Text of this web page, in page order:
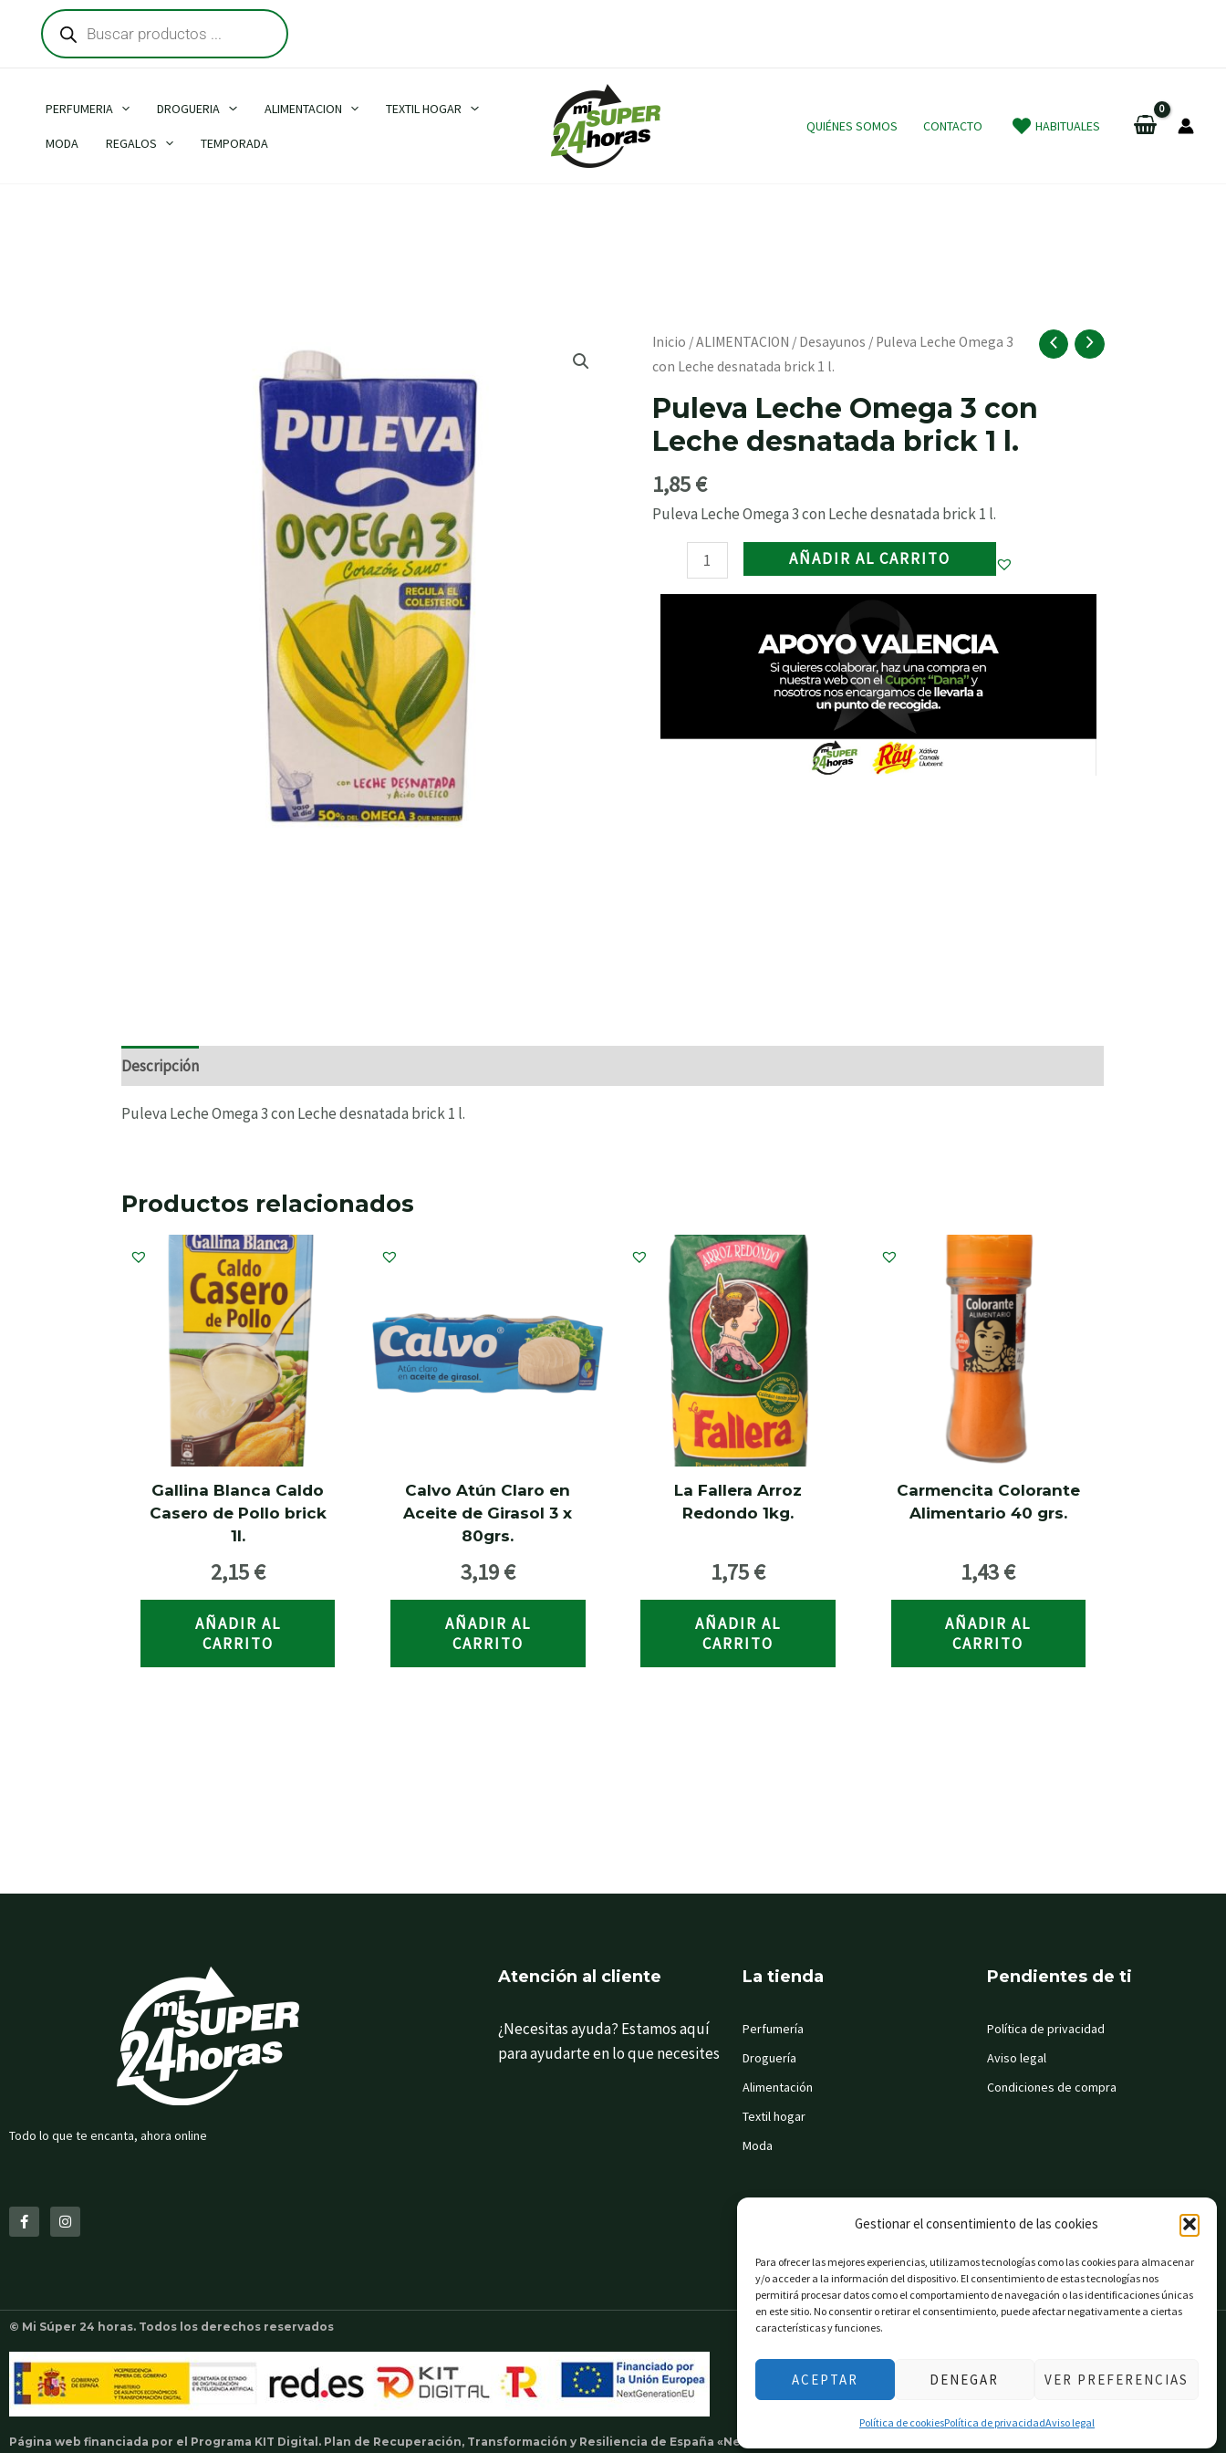
Gestionar el consentimiento de las cookies
Para ofrecer las mejores experiencias, utilizamos tecnologías como las cookies para almacenar
y/o acceder a la información del dispositivo. El consentimiento de estas tecnologías nos
permitirá procesar datos como el comportamiento de navegación o las identificaciones únicas
en este sitio. No consentir o retirar el consentimiento, puede afectar negativamente a ciertas
características y funciones.
ACEPTAR DENEGAR VER PREFERENCIAS
Política de cookiesPolítica de privacidadAviso legal
contenido
Búsqueda
de
productos
PERFUMERIA DROGUERIA ALIMENTACION TEXTIL HOGAR
MODA REGALOS TEMPORADA
QUIÉNES SOMOS CONTACTO HABITUALES
Inicio /ALIMENTACION / Desayunos / Puleva Leche Omega 3
con Leche desnatada brick 1 l.
Puleva Leche Omega 3 con
Leche desnatada brick 1 l.
1,85€
Puleva Leche Omega 3 con Leche desnatada brick 1 l.
Puleva
Leche
3
con
desnatada
brick
AÑADIR AL CARRITO
Descripción
Puleva Leche Omega 3 con Leche desnatada brick 1 l.
Productos relacionados
Gallina Blanca Caldo
Casero de Pollo brick
1l.
2,15€
AÑADIR AL
CARRITO
Calvo Atún Claro en
Aceite de Girasol 3 x
80grs.
3,19€
AÑADIR AL
CARRITO
La Fallera Arroz
Redondo 1kg.
1,75€
AÑADIR AL
CARRITO
Carmencita Colorante
Alimentario 40 grs.
1,43€
AÑADIR AL
CARRITO
Todo lo que te encanta, ahora online
a
c
e
n
s
t
Atención al cliente
¿Necesitas ayuda? Estamos aquí
para ayudarte en lo que necesites
La tienda
Perfumería
Droguería
Alimentación
Textil hogar
Moda
Pendientes de ti
Política de privacidad
Aviso legal
Condiciones de compra
© Mi Súper 24 horas. Todos los derechos reservados
Página web financiada por el Programa KIT Digital. Plan de Recuperación, Transformación y Resiliencia de España «Next Generation EU».